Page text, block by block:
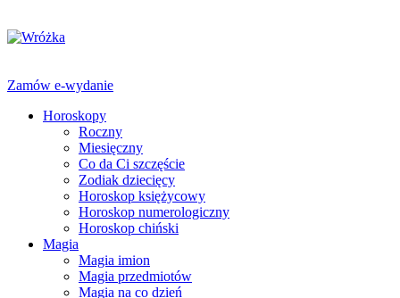
Zamów e-wydanie
Horoskopy
Roczny
Miesięczny
Co da Ci szczęście
Zodiak dziecięcy
Horoskop księżycowy
Horoskop numerologiczny
Horoskop chiński
Magia
Magia imion
Magia przedmiotów
Magia na co dzień